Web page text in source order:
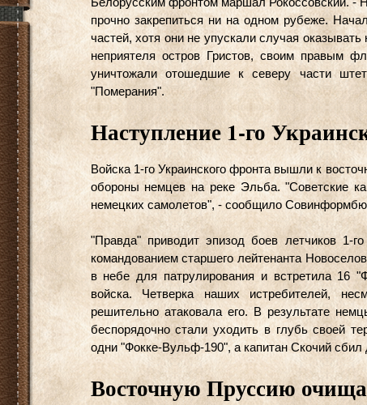
прочно закрепиться ни на одном рубеже.
частей, хотя они не упускали случая
неприятеля остров Гристов, своим правым
уничтожали отошедшие к северу части
"Померания".
Наступление 1-го
Войска 1-го Украинского фронта вышли к
обороны немцев на реке Эльба. "Советские
немецких самолетов", - сообщило
"Правда" приводит эпизод боев летчиков 1-
командованием старшего лейтенанта
в небе для патрулирования и встретила 16
войска. Четверка наших истребителей,
решительно атаковала его. В результате
беспорядочно стали уходить в глубь своей
одни "Фокке-Вульф-190", а капитан Скочий сбил
Восточную Пруссию